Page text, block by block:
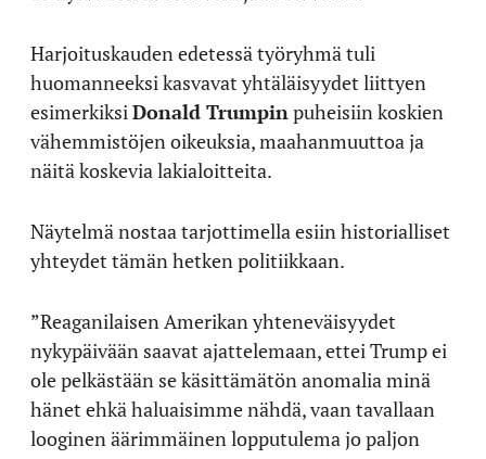
Harjoituskauden edetessä työryhmä tuli
huomanneeksi kasvavat yhtäläisyydet liittyen
esimerkiksiDonald Trumpinpuheisiin koskien
vähemmistöjen oikeuksia, maahanmuuttoa ja
näitä koskevia lakialoitteita.
Näytelmä nostaa tarjottimella esiin historialliset
yhteydet tämän hetken politiikkaan.
”Reaganilaisen Amerikan yhteneväisyydet
nykypäivään saavat ajattelemaan, ettei Trump ei
ole pelkästään se käsittämätön anomalia minä
hänet ehkä haluaisimme nähdä, vaan tavallaan
looginen äärimmäinen lopputulema jo paljon